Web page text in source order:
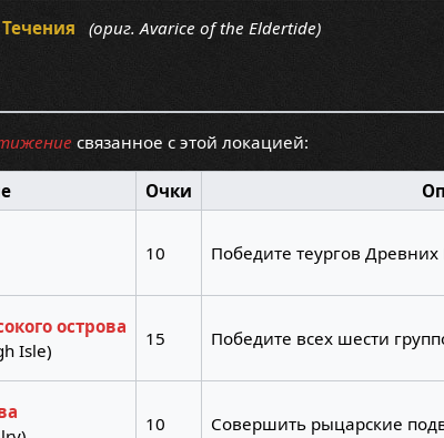
(ориг. Avarice of the Eldertide)
связанное с этой локацией:
Очки
10 Победите теургов
острова
Isle)
15 Победите всех шести
10 Совершить рыцарские